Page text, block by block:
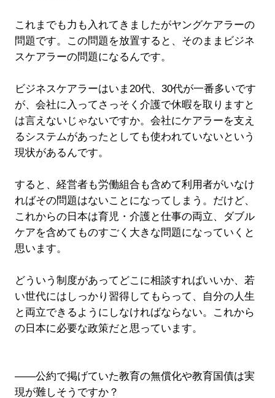
これまでも力も入れてきましたがヤングケアラーの
問題です。この問題を放置すると、そのままビジネ
スケアラーの問題になるんです。
ビジネスケアラーはいま20代、30代が一番多いです
が、会社に入ってさっそく介護で休暇を取りますと
は言えないじゃないですか。会社にケアラーを支え
るシステムがあったとしても使われていないという
現状があるんです。
すると、経営者も労働組合も含めて利用者がいなけ
ればその問題はないことになってしまう。だけど、
これからの日本は育児・介護と仕事の両立、ダブル
ケアを含めてものすごく大きな問題になっていくと
思います。
どういう制度があってどこに相談すればいいか、若
い世代にはしっかり習得してもらって、自分の人生
と両立できるようにしなければならない。これから
の日本に必要な政策だと思っています。
――公約で掲げていた教育の無償化や教育国債は実
現が難しそうですか？